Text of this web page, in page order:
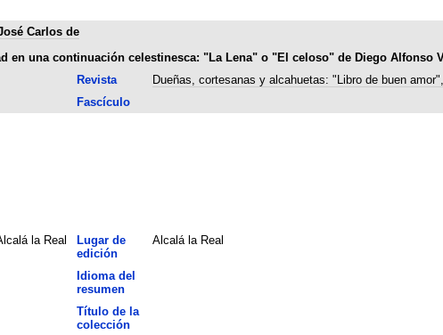
Carlos de
en una continuación celestinesca: "La Lena" o "El celoso" de Diego Alfonso
Revista Dueñas, cortesanas y alcahuetas: "Libro de buen
Fascículo
la Real
Lugar de
edición
Alcalá la Real
Idioma del
resumen
Título de la
colección